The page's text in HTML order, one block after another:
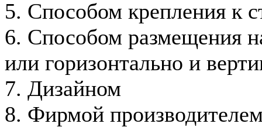
5. Способом крепления к
6. Способом размещения
или горизонтально и
7. Дизайном
8. Фирмой